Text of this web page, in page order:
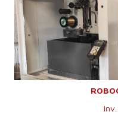
X Weg
Y Weg
Z Weg
Max. Werkstückgewicht
Gesamtleistungsbedarf
Kontrollsystem
Steuerung Fanuc
Maschinenabmessungen L x